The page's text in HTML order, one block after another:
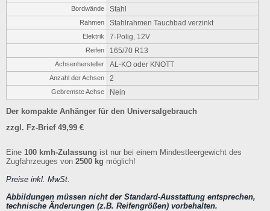
Bordwände Stahl
Rahmen Stahlrahmen Tauchbad verzinkt
Elektrik 7-Polig, 12V
Reifen 165/70 R13
Achsenhersteller AL-KO oder KNOTT
Anzahl der Achsen 2
Gebremste Achse Nein
Der kompakte Anhänger für den Universalgebrauch
zzgl. Fz-Brief 49,99 €
Eine 100 kmh-Zulassung ist nur bei einem Mindestleergewicht des
Zugfahrzeuges von 2500 kg möglich!
Preise inkl. MwSt.
Abbildungen müssen nicht der Standard-Ausstattung entsprechen,
technische Änderungen (z.B. Reifengrößen) vorbehalten.